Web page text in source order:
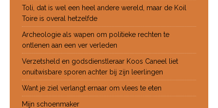
Toli, dat is wel een heel andere wereld, maar de Koil
Toire is overal hetzelfde
Archeologie als wapen om politieke rechten te
ontlenen aan een ver verleden
Verzetsheld en godsdienstleraar Koos Caneel liet
onuitwisbare sporen achter bij zijn leerlingen
Want je ziel verlangt ernaar om vlees te eten
Mijn schoenmaker